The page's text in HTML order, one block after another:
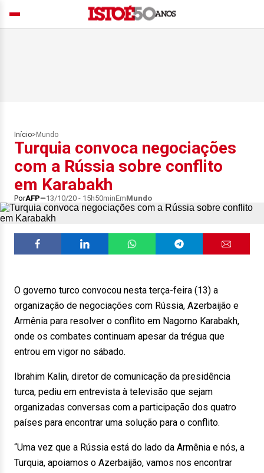
Início> Mundo
Turquia convoca negociações
com a Rússia sobre conflito
em Karabakh
PorAFP 13/10/20 - 15h50minEmMundo
O governo turco convocou nesta terça-feira (13) a
organização de negociações com Rússia, Azerbaijão e
Armênia para resolver o conflito em Nagorno Karabakh,
onde os combates continuam apesar da trégua que
entrou em vigor no sábado.
Ibrahim Kalin, diretor de comunicação da presidência
turca, pediu em entrevista à televisão que sejam
organizadas conversas com a participação dos quatro
países para encontrar uma solução para o conflito.
“Uma vez que a Rússia está do lado da Armênia e nós, a
Turquia, apoiamos o Azerbaijão, vamos nos encontrar